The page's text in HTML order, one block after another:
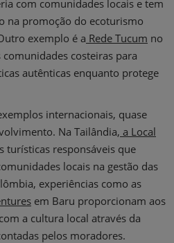
com comunidades locais e tem
na promoção do ecoturismo
exemplo é a Rede Tucum no
costeiras para
autênticas enquanto protege
internacionais, quase
Na Tailândia, a Local
turísticas responsáveis que
locais na gestão das
experiências como as
em Baru proporcionam aos
a cultura local através da
pelos moradores.